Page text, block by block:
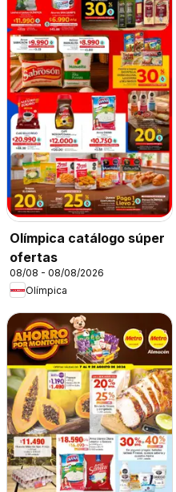
Olímpica catálogo súper
ofertas
08/08 - 08/08/2026
Olímpica